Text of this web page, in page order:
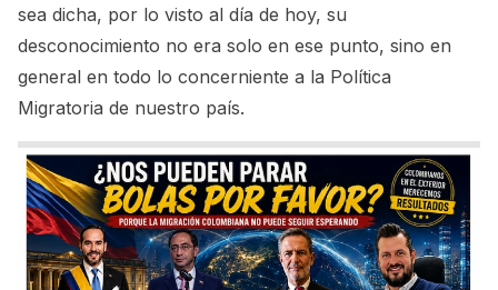
sea dicha, por lo visto al día de hoy, su
desconocimiento no era solo en ese punto, sino en
general en todo lo concerniente a la Política
Migratoria de nuestro país.